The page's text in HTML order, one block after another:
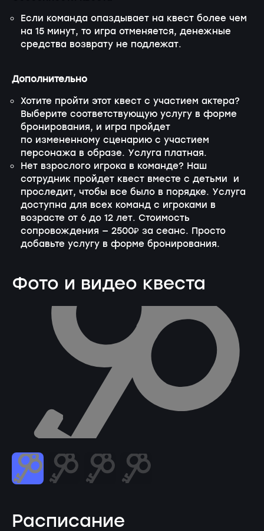
Если команда опаздывает на квест более чем
на 15 минут, то игра отменяется, денежные
средства возврату не подлежат.
Дополнительно
Хотите пройти этот квест с участием актера?
Выберите соответствующую услугу в форме
бронирования, и игра пройдет
по измененному сценарию с участием
персонажа в образе. Услуга платная.
Нет взрослого игрока в команде? Наш
сотрудник пройдет квест вместе с детьми и
проследит, чтобы все было в порядке. Услуга
доступна для всех команд с игроками в
возрасте от 6 до 12 лет. Стоимость
сопровождения — 2500₽ за сеанс. Просто
добавьте услугу в форме бронирования.
Фото и видео квеста
Расписание